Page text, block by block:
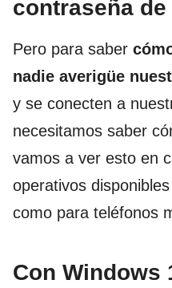
contraseña de
Pero para saber
nadie averigüe
y se conecten a
necesitamos saber
vamos a ver esto en
operativos
como para teléfonos
Con Windows